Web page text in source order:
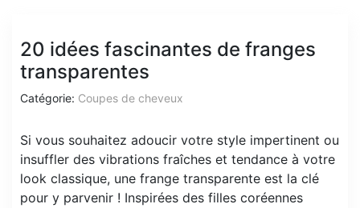
20 idées fascinantes de franges
transparentes
Catégorie: Coupes de cheveux
Si vous souhaitez adoucir votre style impertinent ou
insuffler des vibrations fraîches et tendance à votre
look classique, une frange transparente est la clé
pour y parvenir ! Inspirées des filles coréennes